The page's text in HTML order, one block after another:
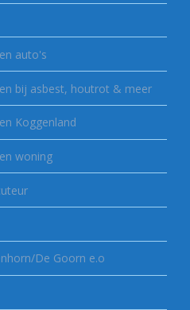
auto's
bij asbest, houtrot & meer
Koggenland
woning
De Goorn e.o